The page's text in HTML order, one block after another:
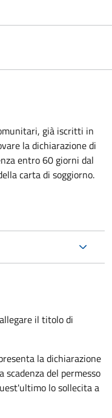
già iscritti in
la dichiarazione di
entro 60 giorni dal
carta di soggiorno.
il titolo di
la dichiarazione
del permesso
lo sollecita a